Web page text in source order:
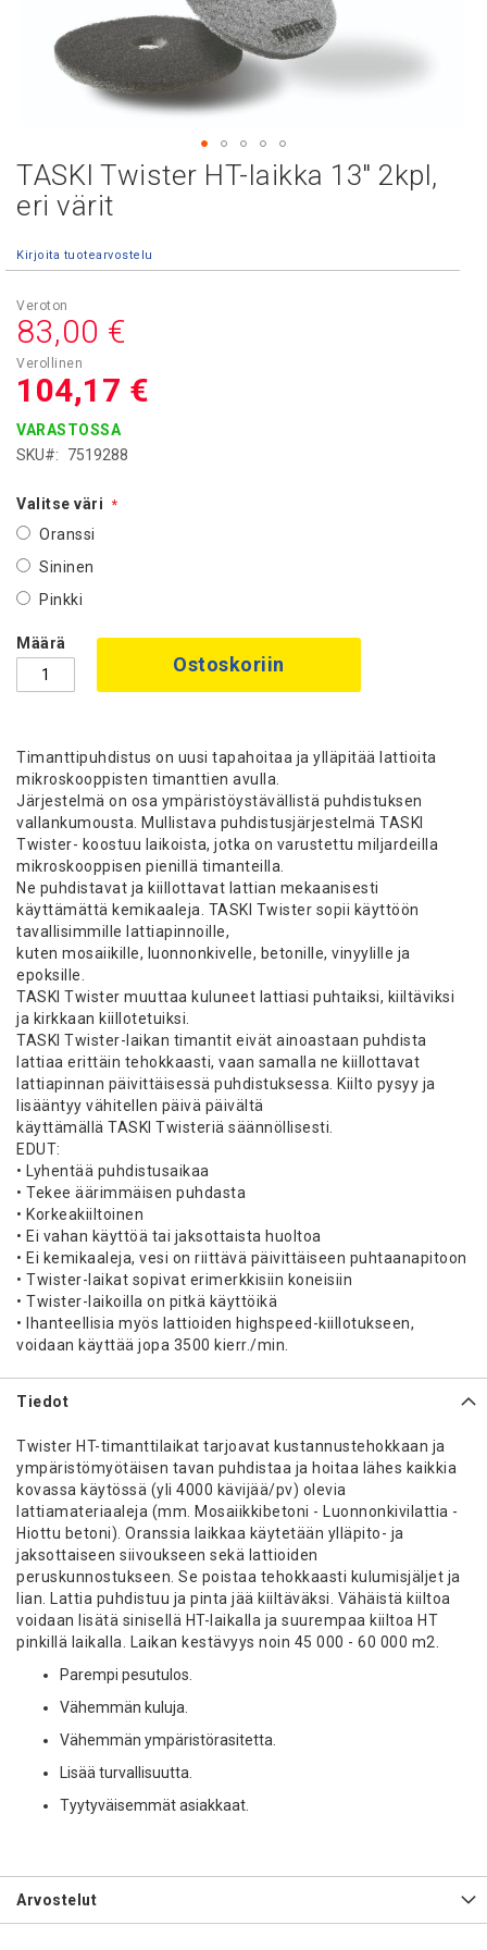
TASKI Twister HT-laikka 13" 2kpl,
eri värit
Kirjoita tuotearvostelu
104,17 €
83,00 €
VARASTOSSA
SKU
7519288
Valitse väri
Oranssi
Sininen
Pinkki
Määrä
Ostoskoriin
Timanttipuhdistus on uusi tapahoitaa ja ylläpitää lattioita
mikroskooppisten timanttien avulla.
Järjestelmä on osa ympäristöystävällistä puhdistuksen
vallankumousta. Mullistava puhdistusjärjestelmä TASKI
Twister- koostuu laikoista, jotka on varustettu miljardeilla
mikroskooppisen pienillä timanteilla.
Ne puhdistavat ja kiillottavat lattian mekaanisesti
käyttämättä kemikaaleja. TASKI Twister sopii käyttöön
tavallisimmille lattiapinnoille,
kuten mosaiikille, luonnonkivelle, betonille, vinyylille ja
epoksille.
TASKI Twister muuttaa kuluneet lattiasi puhtaiksi, kiiltäviksi
ja kirkkaan kiillotetuiksi.
TASKI Twister-laikan timantit eivät ainoastaan puhdista
lattiaa erittäin tehokkaasti, vaan samalla ne kiillottavat
lattiapinnan päivittäisessä puhdistuksessa. Kiilto pysyy ja
lisääntyy vähitellen päivä päivältä
käyttämällä TASKI Twisteriä säännöllisesti.
EDUT:
• Lyhentää puhdistusaikaa
• Tekee äärimmäisen puhdasta
• Korkeakiiltoinen
• Ei vahan käyttöä tai jaksottaista huoltoa
• Ei kemikaaleja, vesi on riittävä päivittäiseen puhtaanapitoon
• Twister-laikat sopivat erimerkkisiin koneisiin
• Twister-laikoilla on pitkä käyttöikä
• Ihanteellisia myös lattioiden highspeed-kiillotukseen,
voidaan käyttää jopa 3500 kierr./min.
Skip
the
of
images
gallery
Tiedot
Twister HT-timanttilaikat tarjoavat kustannustehokkaan ja
ympäristömyötäisen tavan puhdistaa ja hoitaa lähes kaikkia
kovassa käytössä (yli 4000 kävijää/pv) olevia
lattiamateriaaleja (mm. Mosaiikkibetoni - Luonnonkivilattia -
Hiottu betoni). Oranssia laikkaa käytetään ylläpito- ja
jaksottaiseen siivoukseen sekä lattioiden
peruskunnostukseen. Se poistaa tehokkaasti kulumisjäljet ja
lian. Lattia puhdistuu ja pinta jää kiiltäväksi. Vähäistä kiiltoa
voidaan lisätä sinisellä HT-laikalla ja suurempaa kiiltoa HT
pinkillä laikalla. Laikan kestävyys noin 45 000 - 60 000 m2.
Parempi pesutulos.
Vähemmän kuluja.
Vähemmän ympäristörasitetta.
Lisää turvallisuutta.
Tyytyväisemmät asiakkaat.
Arvostelut